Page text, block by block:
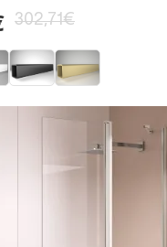
302,71€